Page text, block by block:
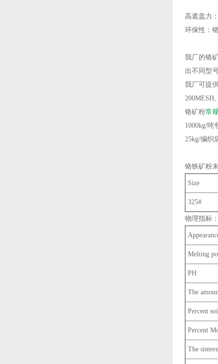
高遮盖力‌
环保性‌：
我厂的铬
出不同型
我厂可提
200MESH,
铬矿粉常
1000kg/吨
25kg/编织
铬铁矿粉
Size
325#
物理指标
Melting
PH
The
Percent
Percent
The